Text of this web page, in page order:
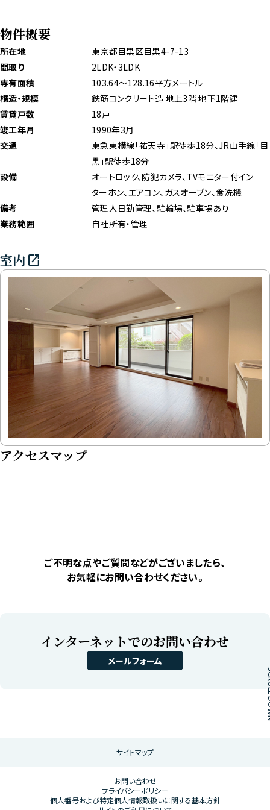
Properties
管理物件
オフィスビル
住宅
商業施設
Join Us
採用情報
News Release
物件概要
物件概要のデータ
所在地
東京都目黒区目黒4-7-13
間取り
2LDK・3LDK
専有面積
103.64～128.16平方メートル
構造・規模
鉄筋コンクリート造 地上3階 地下1階建
賃貸戸数
18戸
竣工年月
1990年3月
交通
東急東横線「祐天寺」駅徒歩18分、JR山手線「目
黒」駅徒歩18分
設備
オートロック、防犯カメラ、TVモニター付イン
ターホン、エアコン、ガスオーブン、食洗機
備考
管理人日勤管理、駐輪場、駐車場あり
業務範囲
自社所有・管理
室内
アクセスマップ
ご不明な点やご質問などがございましたら、
お気軽にお問い合わせください。
インターネットでのお問い合わせ
メールフォーム
サイトマップ
お問い合わせ
プライバシーポリシー
個人番号および特定個人情報取扱いに関する基本方針